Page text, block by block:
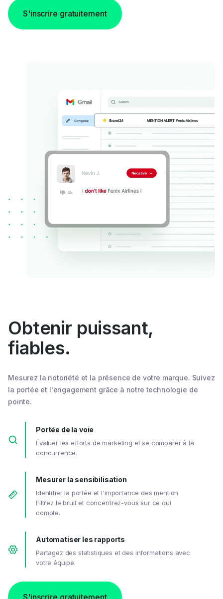
S'inscrire gratuitement
Obtenir puissant,
fiables.
Mesurez la notoriété et la présence de votre marque. Suivez
la portée et l'engagement grâce à notre technologie de
pointe.
Portée de la voie
Évaluer les efforts de marketing et se comparer à la
concurrence.
Mesurer la sensibilisation
Identifier la portée et l'importance des mention.
Filtrez le bruit et concentrez-vous sur ce qui
compte.
Automatiser les rapports
Partagez des statistiques et des informations avec
votre équipe.